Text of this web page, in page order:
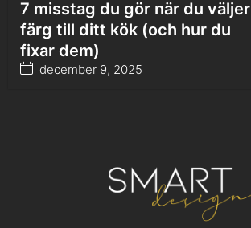
7 misstag du gör när du väljer
färg till ditt kök (och hur du
fixar dem)
december 9, 2025